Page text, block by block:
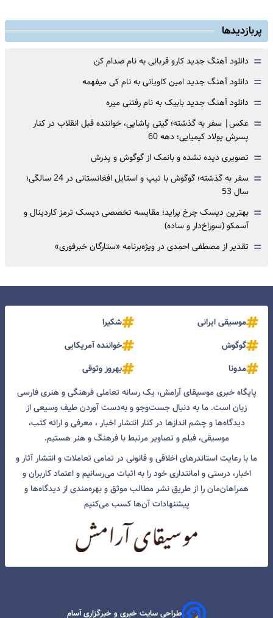
پربازدیدها
= دانلود آهنگ جدید کارو قربانی به نام صدام کن
= دانلود آهنگ جدید امین کاویانی به نام کی میفهمه
= دانلود آهنگ جدید بابیک به نام رفتنی میره
= عکس| سفر به گذشته؛ گیتی پاشایی، خواننده قبل انقلاب در کنار
پسرش پولاد کیمیایی؛ دهه 60
= تصویری دیده نشده و بانمک از گوگوش و پدرش
=
سفر به گذشته؛ گوگوش با تیپ و استایل افغانستانی در 24 سالگی؛
سال 53
= بهترین دیسک چرخ پراید؛ مقایسه تخصصی دیسک ترمز کاردینال و
آسمکو (سوراخ‌دار و ساده)
= تقدیر از مصطفی احمدی در ویژه‌برنامه «ستارگان خبرفوری»
موسیقی ایرانی
شکیرا
گوگوش
خواننده آمریکایی
مدونا
بهروز وثوقی
پایگاه خبری موسیقای آرامش، یک رسانه تعاملی فرهنگی و هنری فارسی
زبان است. ما به دنبال جست‌و‌جو و به‌دست آوردن طیف وسیعی از
دیدگاه‌ها و چشم انداز‌ها در کنار انتشار اخبار ، معرفی و ارائه کتب،
موسیقی، فیلم و تصاویر مرتبط با فرهنگ و هنر هستیم.
ما با رعایت استاندرهای اخلاقی و قانونی در تمامی تعاملات و انتشار آثار و
اخبار، درستی و امانتداری خود را به اثبات می‌رسانیم و اعتماد کاربران و
همراهان‌مان را از طریق نشر مطالب موثق و بهره‌مندی از دیدگاه‌ها و
پیشنهادات آن‌ها کسب می‌کنیم
طراحی سایت خبری و خبرگزاری آسام